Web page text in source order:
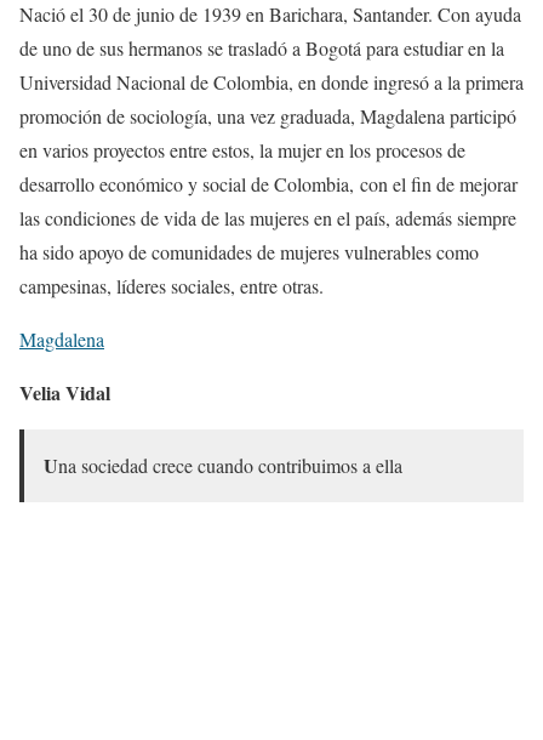
Nació el 30 de junio de 1939 en Barichara, Santander. Con ayuda
de uno de sus hermanos se trasladó a Bogotá para estudiar en la
Universidad Nacional de Colombia, en donde ingresó a la primera
promoción de sociología, una vez graduada, Magdalena participó
en varios proyectos entre estos, la mujer en los procesos de
desarrollo económico y social de Colombia, con el fin de mejorar
las condiciones de vida de las mujeres en el país, además siempre
ha sido apoyo de comunidades de mujeres vulnerables como
campesinas, líderes sociales, entre otras.
Magdalena
Velia Vidal
Una sociedad crece cuando contribuimos a ella